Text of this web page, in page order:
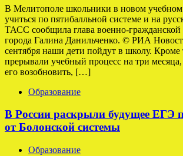
В Мелитополе школьники в новом учебном
учиться по пятибалльной системе и на
ТАСС сообщила глава военно-
города Галина Данильченко. © РИА
сентября наши дети пойдут в школу. Кроме
прерывали учебный процесс на три
его возобновить, […]
Образование
В России раскрыли будущее ЕГЭ
от Болонской системы
Образование